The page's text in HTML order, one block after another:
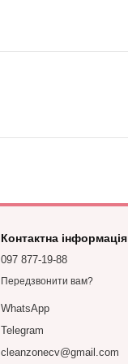
Контактна інформація
097 877-19-88
Передзвонити вам?
WhatsApp
Telegram
cleanzonecv@gmail.com